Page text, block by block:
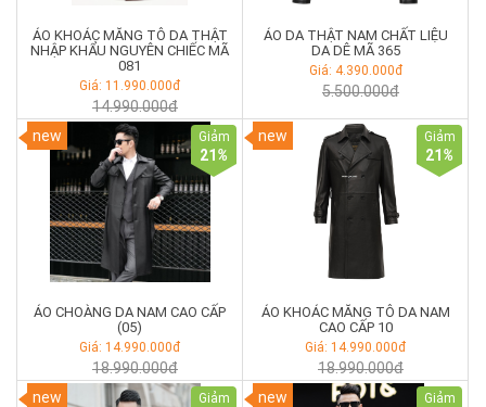
ÁO KHOÁC MĂNG TÔ DA THẬT
NHẬP KHẨU NGUYÊN CHIẾC MÃ
081
Giá: 11.990.000đ
14.990.000đ
ÁO DA THẬT NAM CHẤT LIỆU
DA DÊ MÃ 365
Giá: 4.390.000đ
5.500.000đ
new Giảm
21 %
ÁO CHOÀNG DA NAM CAO CẤP
(05)
Giá: 14.990.000đ
18.990.000đ
new Giảm
21 %
ÁO KHOÁC MĂNG TÔ DA NAM
CAO CẤP 10
Giá: 14.990.000đ
18.990.000đ
new
Giảm new Giảm